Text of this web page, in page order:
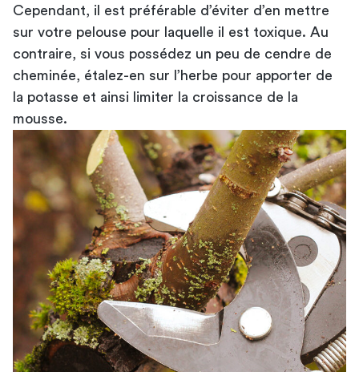
Cependant, il est préférable d’éviter d’en mettre
sur votre pelouse pour laquelle il est toxique. Au
contraire, si vous possédez un peu de cendre de
cheminée, étalez-en sur l’herbe pour apporter de
la potasse et ainsi limiter la croissance de la
mousse.